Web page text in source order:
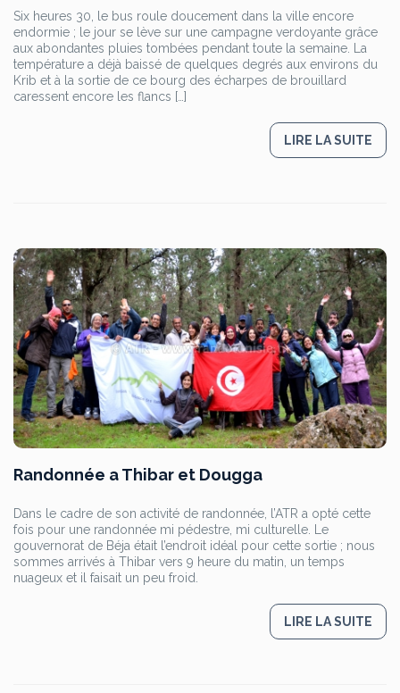
Six heures 30, le bus roule doucement dans la ville encore
endormie ; le jour se lève sur une campagne verdoyante grâce
aux abondantes pluies tombées pendant toute la semaine. La
température a déjà baissé de quelques degrés aux environs du
Krib et à la sortie de ce bourg des écharpes de brouillard
caressent encore les flancs […]
LIRE LA SUITE
Randonnée a Thibar et Dougga
Dans le cadre de son activité de randonnée, l’ATR a opté cette
fois pour une randonnée mi pédestre, mi culturelle. Le
gouvernorat de Béja était l’endroit idéal pour cette sortie ; nous
sommes arrivés à Thibar vers 9 heure du matin, un temps
nuageux et il faisait un peu froid.
LIRE LA SUITE